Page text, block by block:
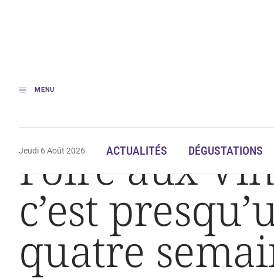
MENU
Jeudi 6 Août 2026 ACTUALITÉS DÉGUSTATIONS
Accueil Foire aux Vins Auchan : « Pour nous, c’est presqu’un million de
Foire aux
c’est
quatre